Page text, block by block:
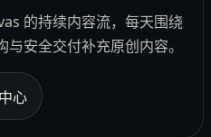
的持续内容流，每天围绕
安全交付补充原创内容。
心